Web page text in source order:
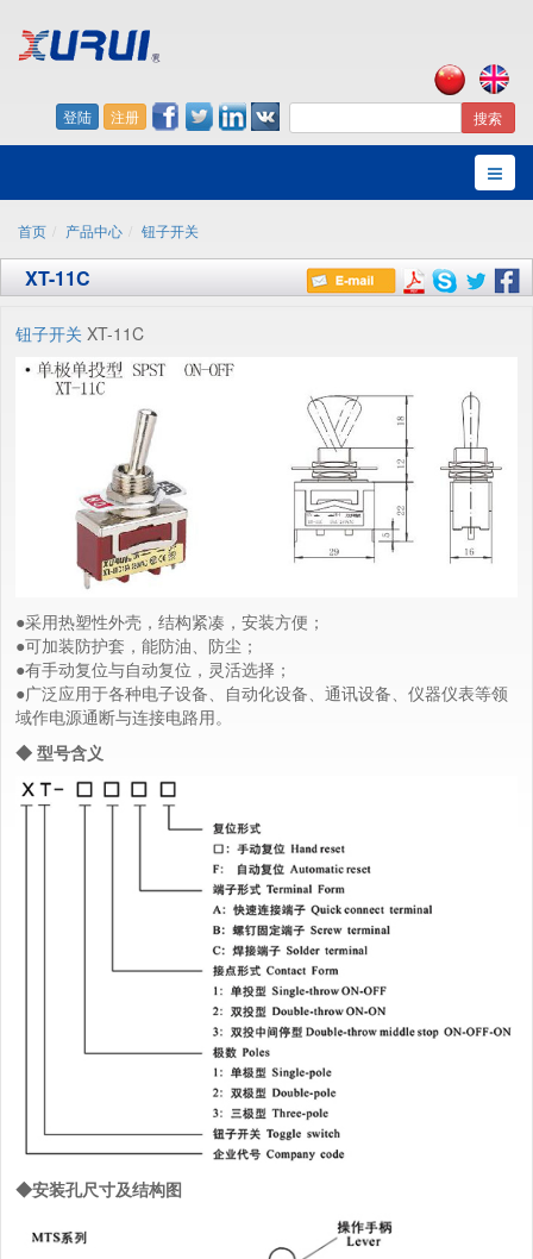
搜索
登陆 注册
首页 产品中心 钮子开关
XT-11C
钮子开关 XT-11C
●采用热塑性外壳，结构紧凑，安装方便；
●可加装防护套，能防油、防尘；
●有手动复位与自动复位，灵活选择；
●广泛应用于各种电子设备、自动化设备、通讯设备、仪器仪表等领
域作电源通断与连接电路用。
◆ 型号含义
◆安装孔尺寸及结构图